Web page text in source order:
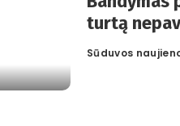
turtą
Posted
Sūduvos